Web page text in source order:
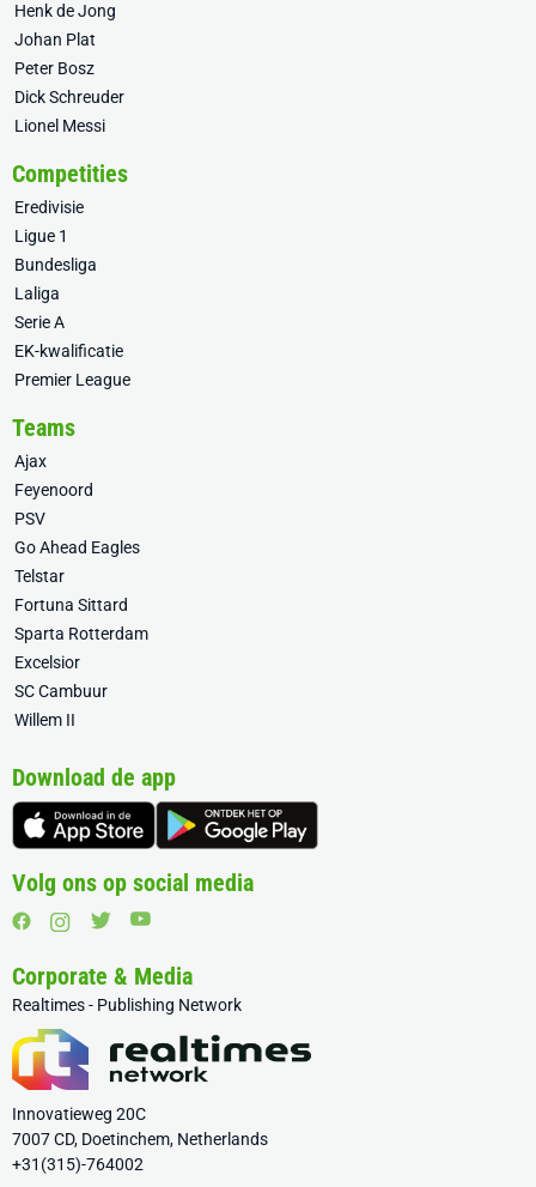
Henk de Jong
Johan Plat
Peter Bosz
Dick Schreuder
Lionel Messi
Competities
Eredivisie
Ligue 1
Bundesliga
Laliga
Serie A
EK-kwalificatie
Premier League
Teams
Ajax
Feyenoord
PSV
Go Ahead Eagles
Telstar
Fortuna Sittard
Sparta Rotterdam
Excelsior
SC Cambuur
Willem II
Download de app
Volg ons op social media
Corporate & Media
Realtimes - Publishing Network
Innovatieweg 20C
7007 CD, Doetinchem, Netherlands
+31(315)-764002